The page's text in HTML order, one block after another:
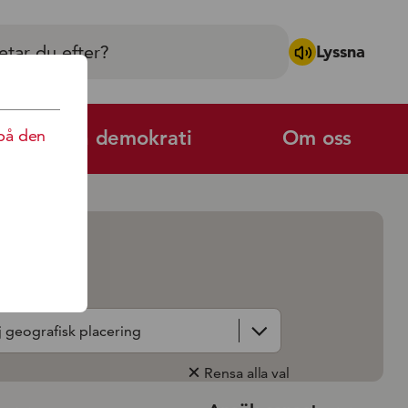
Lyssna
och demokrati Om oss
Rensa alla val
den